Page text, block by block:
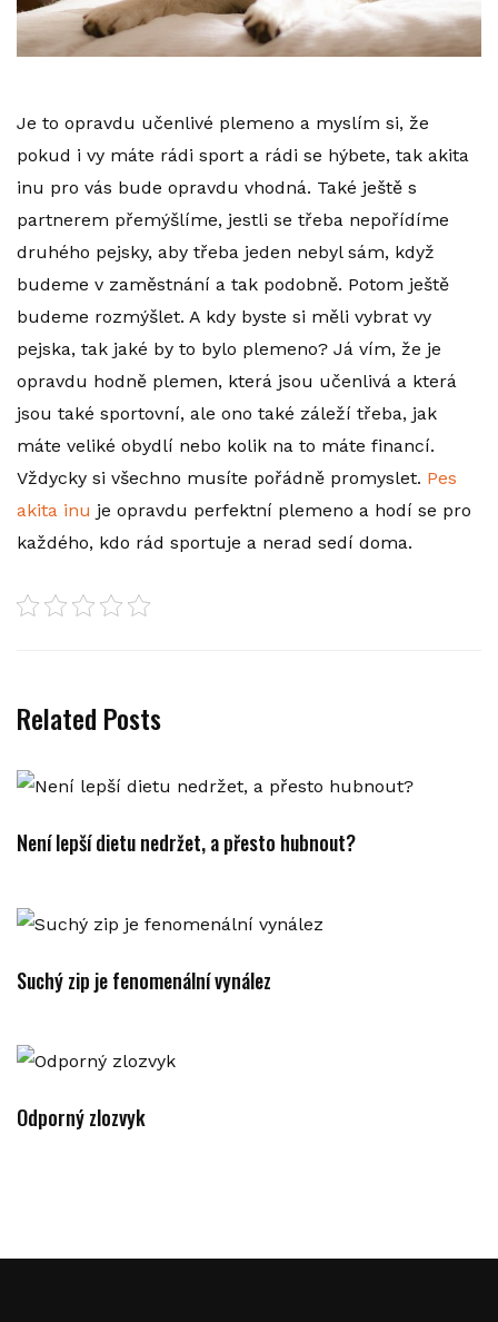
Je to opravdu učenlivé plemeno a myslím si, že
pokud i vy máte rádi sport a rádi se hýbete, tak akita
inu pro vás bude opravdu vhodná. Také ještě s
partnerem přemýšlíme, jestli se třeba nepořídíme
druhého pejsky, aby třeba jeden nebyl sám, když
budeme v zaměstnání a tak podobně. Potom ještě
budeme rozmýšlet. A kdy byste si měli vybrat vy
pejska, tak jaké by to bylo plemeno? Já vím, že je
opravdu hodně plemen, která jsou učenlivá a která
jsou také sportovní, ale ono také záleží třeba, jak
máte veliké obydlí nebo kolik na to máte financí.
Vždycky si všechno musíte pořádně promyslet. Pes
akita inu je opravdu perfektní plemeno a hodí se pro
každého, kdo rád sportuje a nerad sedí doma.
Related Posts
Není lepší dietu nedržet, a přesto hubnout?
Suchý zip je fenomenální vynález
Odporný zlozvyk